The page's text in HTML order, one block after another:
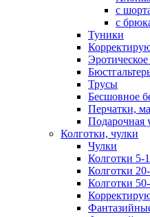
с
с
Туники
Эротическое
Трусы
Бесшовное
Перчатки,
Подарочная
Колготки, чулки
Чулки
Колготки 5-
Колготки
Колготки